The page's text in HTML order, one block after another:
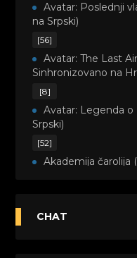
Avatar: Poslednji
na Srpski)
[56]
Avatar: The Last
Sinhronizovano na
[8]
Avatar: Legenda o
Srpski)
[52]
Akademija čarolija
Avanture Maje i
CHAT